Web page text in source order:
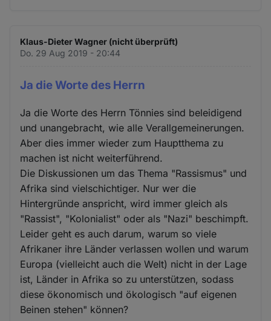
Klaus-Dieter Wagner (nicht überprüft)
Do. 29 Aug 2019 - 20:44
Ja die Worte des Herrn
Ja die Worte des Herrn Tönnies sind beleidigend
und unangebracht, wie alle Verallgemeinerungen.
Aber dies immer wieder zum Hauptthema zu
machen ist nicht weiterführend.
Die Diskussionen um das Thema "Rassismus" und
Afrika sind vielschichtiger. Nur wer die
Hintergründe anspricht, wird immer gleich als
"Rassist", "Kolonialist" oder als "Nazi" beschimpft.
Leider geht es auch darum, warum so viele
Afrikaner ihre Länder verlassen wollen und warum
Europa (vielleicht auch die Welt) nicht in der Lage
ist, Länder in Afrika so zu unterstützen, sodass
diese ökonomisch und ökologisch "auf eigenen
Beinen stehen" können?